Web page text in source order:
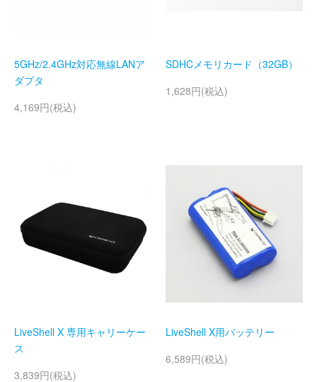
5GHz/2.4GHz対応無線LANア
ダプタ
4,169円(税込)
SDHCメモリカード（32GB）
1,628円(税込)
LiveShell X 専用キャリーケー
ス
3,839円(税込)
LiveShell X用バッテリー
6,589円(税込)